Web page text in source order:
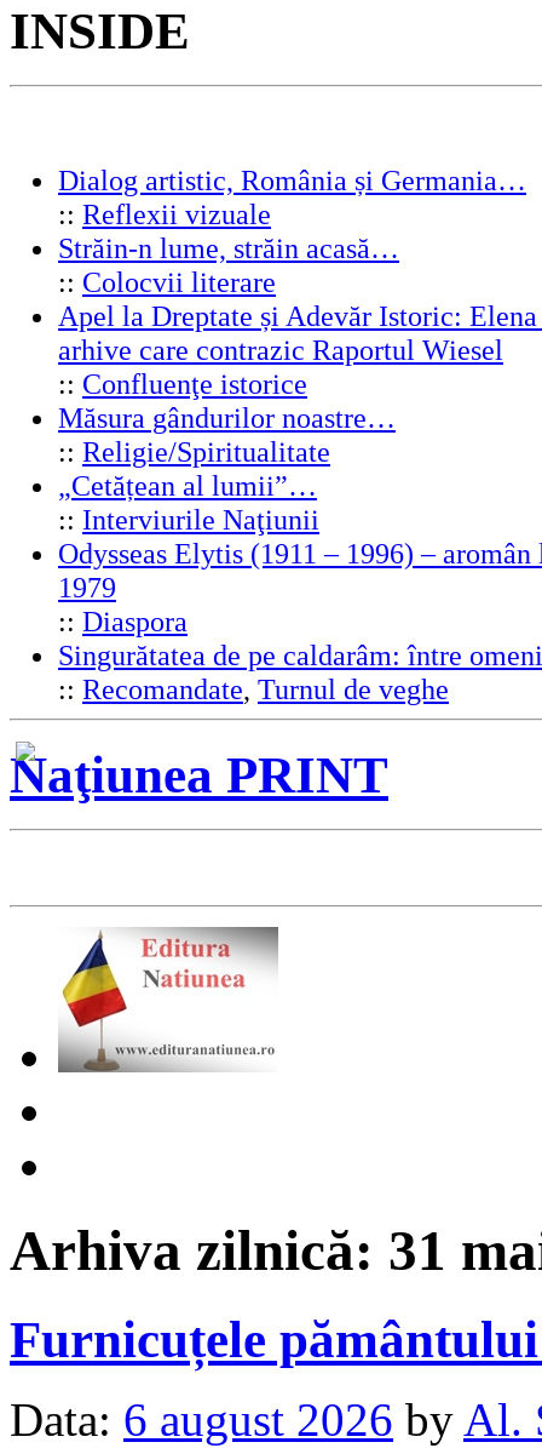
INSIDE
Dialog artistic, România și Germania…
:: Reflexii vizuale
Străin-n lume, străin acasă…
:: Colocvii literare
Apel la Dreptate și Adevăr Istoric:
arhive care contrazic Raportul Wiesel
:: Confluenţe istorice
Măsura gândurilor noastre…
:: Religie/Spiritualitate
„Cetățean al lumii”…
:: Interviurile Naţiunii
Odysseas Elytis (1911 – 1996) –
1979
:: Diaspora
Singurătatea de pe caldarâm: între
:: Recomandate, Turnul de veghe
Naţiunea PRINT
Arhiva zilnică: 31
Furnicuțele
Data: 6 august 2026 by Al.